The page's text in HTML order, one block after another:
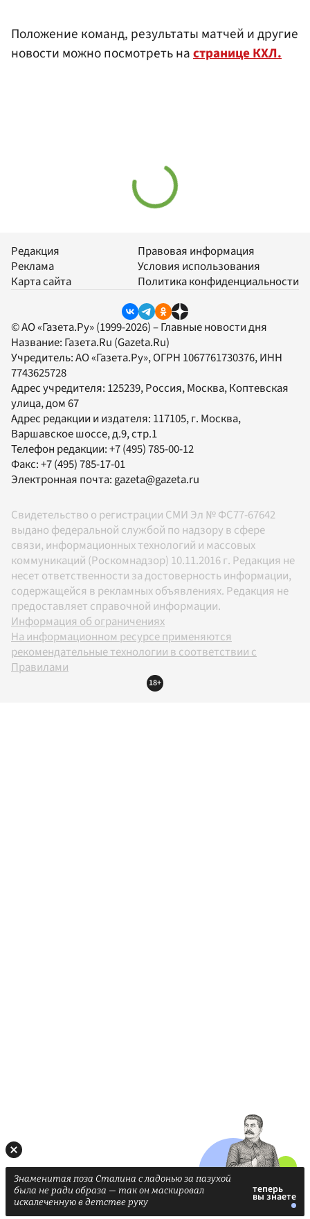
Положение команд, результаты матчей и другие
новости можно посмотреть настранице КХЛ.
Редакция
Реклама
Карта сайта
Правовая информация
Условия использования
Политика конфиденциальности
© АО «Газета.Ру» (1999-2026) – Главные новости дня
Название: Газета.Ru (Gazeta.Ru)
Учредитель:АО «Газета.Ру», ОГРН 1067761730376, ИНН
7743625728
Адрес учредителя: 125239, Россия, Москва, Коптевская
улица, дом 67
Адрес редакции и издателя: 117105, г. Москва,
Варшавское шоссе, д.9, стр.1
Телефон редакции:+7 (495) 785-00-12
Факс:+7 (495) 785-17-01
Электронная почта:gazeta@gazeta.ru
Свидетельство о регистрации СМИ Эл № ФС77-67642
выдано федеральной службой по надзору в сфере
связи, информационных технологий и массовых
коммуникаций (Роскомнадзор) 10.11.2016 г. Редакция не
несет ответственности за достоверность информации,
содержащейся в рекламных объявлениях. Редакция не
предоставляет справочной информации.
Информация об ограничениях
На информационном ресурсе применяются
рекомендательные технологии в соответствии с
Правилами
18+
Знаменитая поза Сталина с ладонью за пазухой
была не ради образа — так он маскировал
искалеченную в детстве руку